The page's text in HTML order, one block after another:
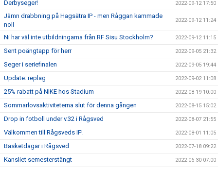
Derbyseger! 2022-09-12 17:50
Jämn drabbning på Hagsätra IP - men Råggan kammade
noll
2022-09-12 11:24
Ni har väl inte utbildningarna från RF Sisu Stockholm? 2022-09-12 11:15
Sent poängtapp för herr 2022-09-05 21:32
Seger i seriefinalen 2022-09-05 19:44
Update: replag 2022-09-02 11:08
25% rabatt på NIKE hos Stadium 2022-08-19 10:00
Sommarlovsaktiviteterna slut för denna gången 2022-08-15 15:02
Drop in fotboll under v.32 i Rågsved 2022-08-07 21:55
Välkommen till Rågsveds IF! 2022-08-01 11:05
Basketdagar i Rågsved 2022-07-18 09:22
Kansliet semesterstängt 2022-06-30 07:00